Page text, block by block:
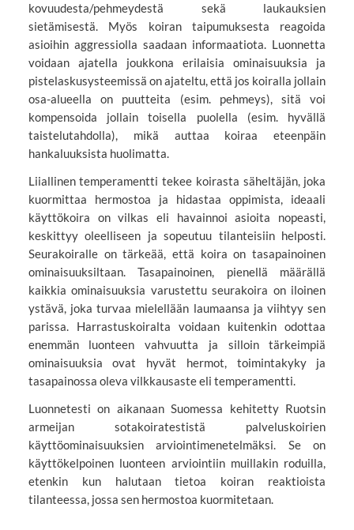
kovuudesta/pehmeydestä sekä laukauksien
sietämisestä. Myös koiran taipumuksesta reagoida
asioihin aggressiolla saadaan informaatiota. Luonnetta
voidaan ajatella joukkona erilaisia ominaisuuksia ja
pistelaskusysteemissä on ajateltu, että jos koiralla jollain
osa-alueella on puutteita (esim. pehmeys), sitä voi
kompensoida jollain toisella puolella (esim. hyvällä
taistelutahdolla), mikä auttaa koiraa eteenpäin
hankaluuksista huolimatta.
Liiallinen temperamentti tekee koirasta säheltäjän, joka
kuormittaa hermostoa ja hidastaa oppimista, ideaali
käyttökoira on vilkas eli havainnoi asioita nopeasti,
keskittyy oleelliseen ja sopeutuu tilanteisiin helposti.
Seurakoiralle on tärkeää, että koira on tasapainoinen
ominaisuuksiltaan. Tasapainoinen, pienellä määrällä
kaikkia ominaisuuksia varustettu seurakoira on iloinen
ystävä, joka turvaa mielellään laumaansa ja viihtyy sen
parissa. Harrastuskoiralta voidaan kuitenkin odottaa
enemmän luonteen vahvuutta ja silloin tärkeimpiä
ominaisuuksia ovat hyvät hermot, toimintakyky ja
tasapainossa oleva vilkkausaste eli temperamentti.
Luonnetesti on aikanaan Suomessa kehitetty Ruotsin
armeijan sotakoiratestistä palveluskoirien
käyttöominaisuuksien arviointimenetelmäksi. Se on
käyttökelpoinen luonteen arviointiin muillakin roduilla,
etenkin kun halutaan tietoa koiran reaktioista
tilanteessa, jossa sen hermostoa kuormitetaan.